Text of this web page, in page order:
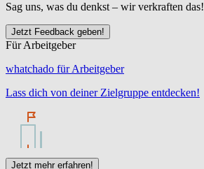
Sag uns, was du denkst – wir verkraften das!
Jetzt Feedback geben!
Für Arbeitgeber
whatchado für Arbeitgeber
Lass dich von deiner Zielgruppe entdecken!
Jetzt mehr erfahren!